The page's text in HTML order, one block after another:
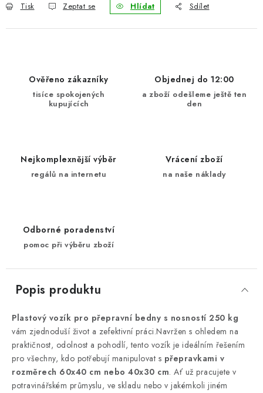
Tisk Zeptat se Hlídat Sdílet
Ověřeno zákazníky
tisíce spokojených
kupujících
Objednej do 12:00
a zboží odešleme ještě ten
den
Nejkomplexnější výběr
regálů na internetu
Vrácení zboží
na naše náklady
Odborné poradenství
pomoc při výběru zboží
Popis produktu
Plastový vozík pro přepravní bedny s nosností 250 kg
vám zjednoduší život a zefektivní práci.Navržen s ohledem na
praktičnost, odolnost a pohodlí, tento vozík je ideálním řešením
pro všechny, kdo potřebují manipulovat s přepravkami v
rozměrech 60x40 cm nebo 40x30 cm. Ať už pracujete v
potravinářském průmyslu, ve skladu nebo v jakémkoli jiném